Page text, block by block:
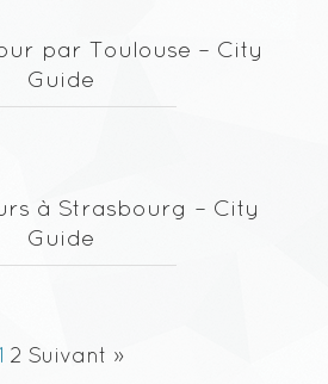
par Toulouse – City
Guide
à Strasbourg – City
Guide
2 Suivant »